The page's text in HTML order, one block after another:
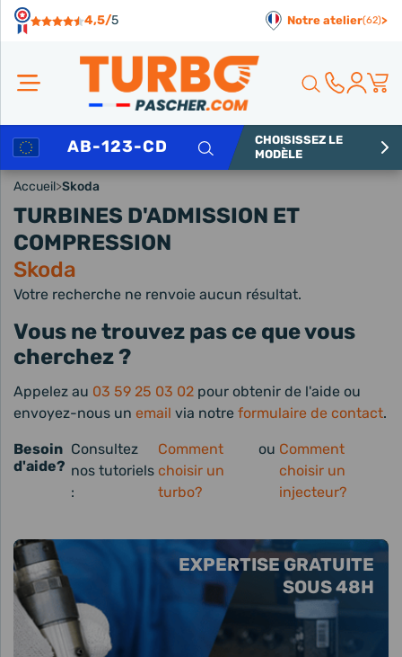
4,5/5 Notre atelier(62)>
Rechercher
CHOISISSEZ LE
MODÈLE
Accueil>Skoda
TURBINES D'ADMISSION ET
COMPRESSION
Skoda
EXPERTISE GRATUITE
SOUS 48H
Votre recherche ne renvoie aucun résultat.
Vous ne trouvez pas ce que vous
cherchez ?
Appelez au 03 59 25 03 02 pour obtenir de l'aide ou
envoyez-nous un email via notre formulaire de contact.
Besoin
d'aide?
Consultez
nos tutoriels
:
Comment
choisir un
turbo?
ou Comment
choisir un
injecteur?
Panneau de gestion des cookies